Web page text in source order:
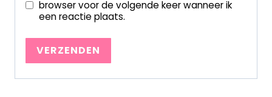
browser voor de volgende keer wanneer ik
een reactie plaats.